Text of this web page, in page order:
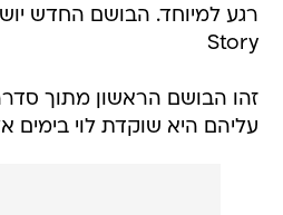
רגע למיוחד. הבושם החדש
Story
זהו הבושם הראשון מתוך
עליהם היא שוקדת לוי בימים